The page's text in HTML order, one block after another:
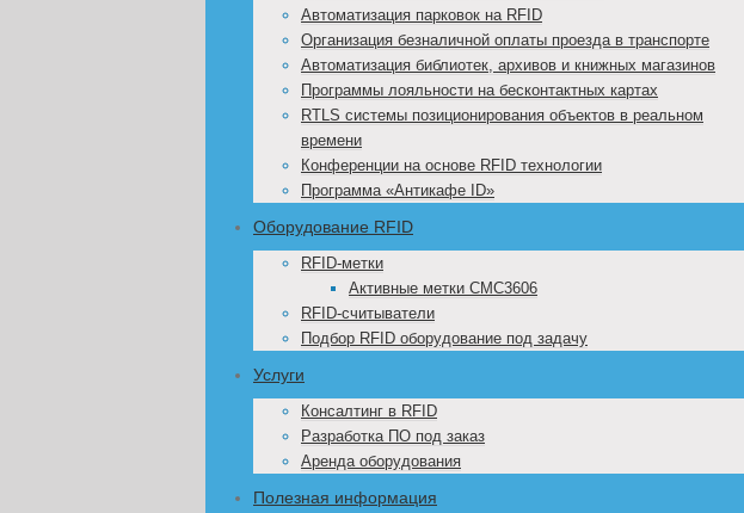
Автоматизация парковок на RFID
Организация безналичной оплаты проезда в транспорте
Автоматизация библиотек, архивов и книжных магазинов
Программы лояльности на бесконтактных картах
RTLS системы позиционирования объектов в реальном
времени
Конференции на основе RFID технологии
Программа «Антикафе ID»
Оборудование RFID
RFID-метки
Активные метки CMC3606
RFID-считыватели
Подбор RFID оборудование под задачу
Услуги
Консалтинг в RFID
Разработка ПО под заказ
Аренда оборудования
Полезная информация